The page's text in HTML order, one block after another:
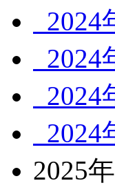
2024
2024
2024
2024
2025年